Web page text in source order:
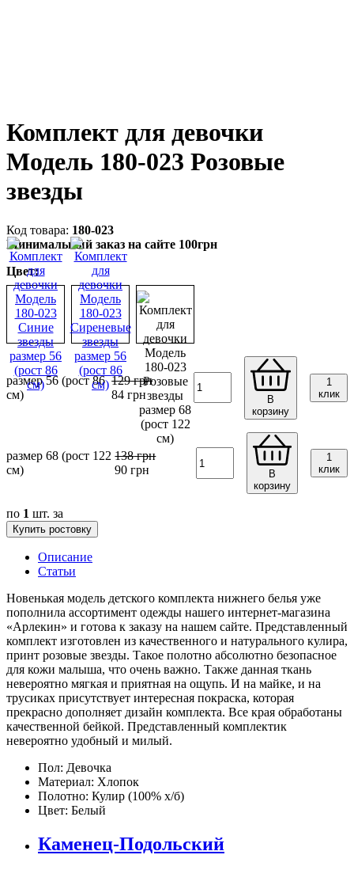
Комплект для девочки
Модель 180-023 Розовые
звезды
180-023
Минимальный заказ на сайте 100грн
Цвет:
размер 56 (рост 86
см)
129грн
84 грн
В
корзину
1
клик
размер 68 (рост 122
см)
138грн
90 грн
В
корзину
1
клик
по 1 шт. за
Купить ростовку
Описание
Статьи
Новенькая модель детского комплекта нижнего белья уже
пополнила ассортимент одежды нашего интернет-магазина
«Арлекин» и готова к заказу на нашем сайте. Представленный
комплект изготовлен из качественного и натурального кулира,
принт розовые звезды. Такое полотно абсолютно безопасное
для кожи малыша, что очень важно. Также данная ткань
невероятно мягкая и приятная на ощупь. И на майке, и на
трусиках присутствует интересная покраска, которая
прекрасно дополняет дизайн комплекта. Все края обработаны
качественной бейкой. Представленный комплектик
невероятно удобный и милый.
Пол: Девочка
Материал: Хлопок
Полотно: Кулир (100% х/б)
Цвет: Белый
Каменец-Подольский